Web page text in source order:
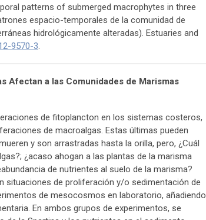
patterns of submerged macrophytes in three
espacio-temporales de la comunidad de
hidrológicamente alteradas). Estuaries and
9570-3.
Afectan a las Comunidades de Marismas
de fitoplancton en los sistemas costeros,
de macroalgas. Estas últimas pueden
y son arrastradas hasta la orilla, pero, ¿Cuál
¿acaso ahogan a las plantas de la marisma
de nutrientes al suelo de la marisma?
situaciones de proliferación y/o sedimentación de
de mesocosmos en laboratorio, añadiendo
En ambos grupos de experimentos, se